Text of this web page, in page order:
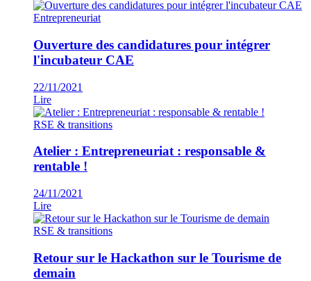
Entrepreneuriat
Ouverture des candidatures pour intégrer
l'incubateur CAE
22/11/2021
Lire
RSE & transitions
Atelier : Entrepreneuriat : responsable &
rentable !
24/11/2021
Lire
RSE & transitions
Retour sur le Hackathon sur le Tourisme de
demain